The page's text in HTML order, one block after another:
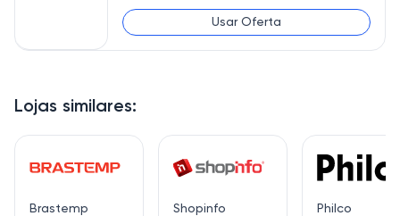
Lojas similares:
Brastemp Shopinfo Philco
Usar Oferta